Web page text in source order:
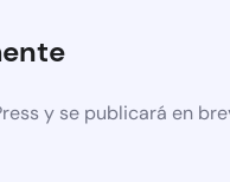
y se publicará en